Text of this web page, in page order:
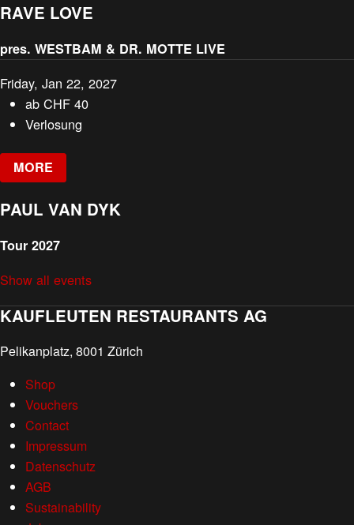
RAVE LOVE
pres. WESTBAM & DR. MOTTE LIVE
Friday, Jan 22, 2027
abCHF 40
Verlosung
MORE
PAUL VAN DYK
Tour 2027
Show all events
KAUFLEUTEN RESTAURANTS AG
Pelikanplatz, 8001 Zürich
Shop
Vouchers
Contact
Impressum
Datenschutz
AGB
Sustainability